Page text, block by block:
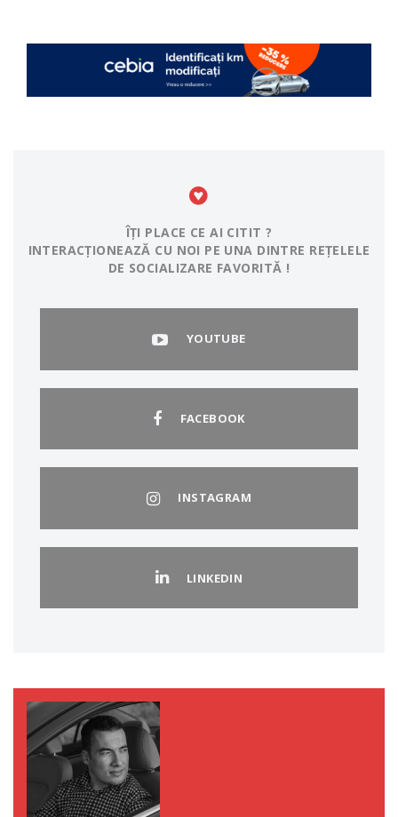
ÎȚI PLACE CE AI CITIT ?
INTERACȚIONEAZĂ CU NOI PE UNA DINTRE REȚELELE
DE SOCIALIZARE FAVORITĂ !
YOUTUBE
FACEBOOK
INSTAGRAM
LINKEDIN